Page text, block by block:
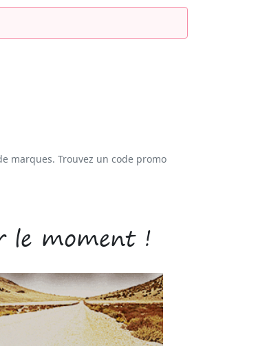
marques. Trouvez un code promo
le moment !